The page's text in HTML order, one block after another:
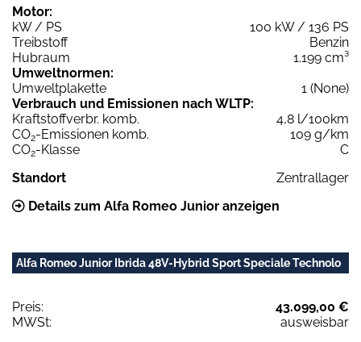
Motor:
kW / PS
100 kW / 136 PS
Treibstoff
Benzin
Hubraum
1.199 cm³
Umweltnormen:
Umweltplakette
1 (None)
Verbrauch und Emissionen nach WLTP:
Kraftstoffverbr. komb.
4,8 l/100km
CO2-Emissionen komb.
109 g/km
CO2-Klasse
C
Standort
Zentrallager
Details zum Alfa Romeo Junior anzeigen
Alfa Romeo Junior Ibrida 48V-Hybrid Sport Speciale Technolo
Preis:
43.099,00 €
MWSt:
ausweisbar